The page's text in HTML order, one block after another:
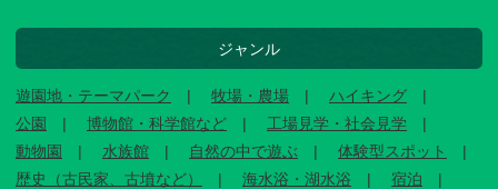
ジャンル
遊園地・テーマパーク 牧場・農場
ハイキング
公園
博物館・科学館など
工場見学・社会見学
動物園
水族館 自然の中で遊ぶ
体験型スポット
歴史（古民家、古墳など）
海水浴・湖水浴
宿泊